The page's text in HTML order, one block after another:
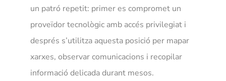
un patró repetit: primer es compromet un
proveïdor tecnològic amb accés privilegiat i
després s’utilitza aquesta posició per mapar
xarxes, observar comunicacions i recopilar
informació delicada durant mesos.